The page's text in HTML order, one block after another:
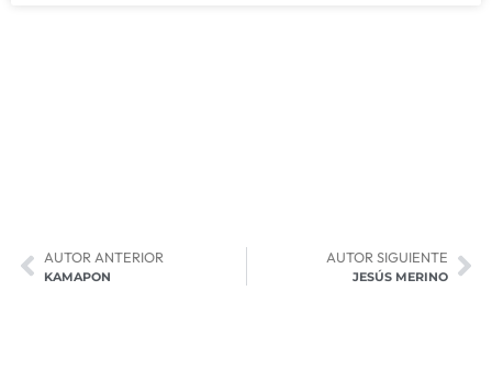
AUTOR ANTERIOR
KAMAPON
AUTOR SIGUIENTE
JESÚS MERINO